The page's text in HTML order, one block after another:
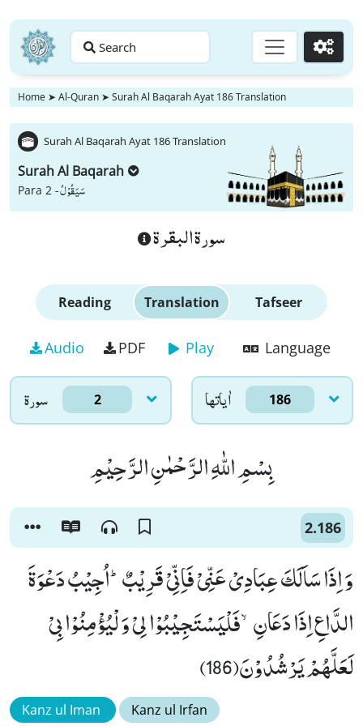
Search Go
Home ➤ Al-Quran ➤ Surah Al Baqarah Ayat 186 Translation
Surah Al Baqarah Ayat 186 Translation
Surah Al Baqarah
Para 2 -سَیَقُوْلُ
سورة البقرة
Reading Translation Tafseer
Audio PDF Play Language
سورۃ 2 اٰياتها 186
بِسْمِ اللّٰهِ الرَّحْمٰنِ الرَّحِیْمِ
2.186
وَ اِذَا سَاَلَكَ عِبَادِیْ عَنِّیْ فَاِنِّیْ قَرِیْبٌؕ-اُجِیْبُ دَعْوَةَ
الدَّاعِ اِذَا دَعَانِۙ-فَلْیَسْتَجِیْبُوْا لِیْ وَ لْیُؤْمِنُوْا بِیْ
لَعَلَّهُمْ یَرْشُدُوْنَ(186)
Kanz ul Iman Kanz ul Irfan